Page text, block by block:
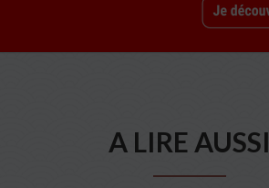
A LIRE AUSSI